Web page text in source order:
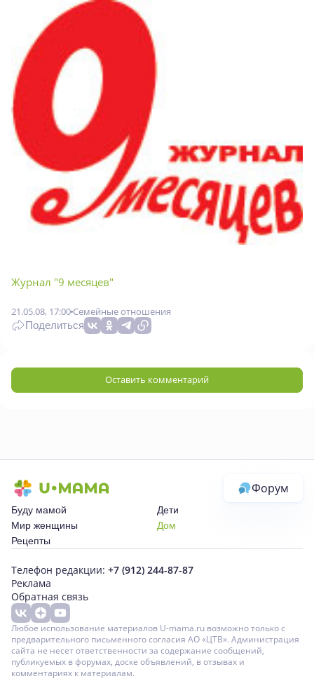
Журнал "9 месяцев"
21.05.08, 17:00 Семейные отношения
Поделиться
Оставить комментарий
Форум
Буду мамой
Дети
Мир женщины
Дом
Рецепты
Телефон редакции: +7 (912) 244-87-87
Реклама
Обратная связь
Любое использование материалов U-mama.ru возможно только с
предварительного письменного согласия АО «ЦТВ». Администрация
сайта не несет ответственности за содержание сообщений,
публикуемых в форумах, доске объявлений, в отзывах и
комментариях к материалам.